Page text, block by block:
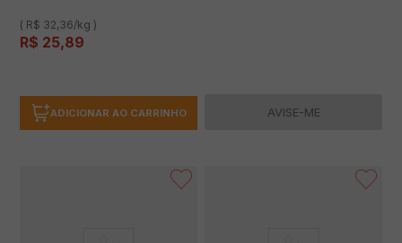
( R$ 32,36/kg )
R$ 25,89
ADICIONAR AO CARRINHO AVISE-ME